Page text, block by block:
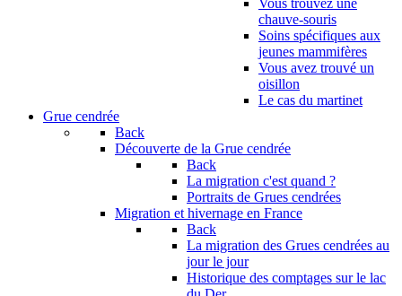
Vous trouvez une
chauve-souris
Soins spécifiques aux
jeunes mammifères
Vous avez trouvé un
oisillon
Le cas du martinet
Grue cendrée
Back
Découverte de la Grue cendrée
Back
La migration c'est quand ?
Portraits de Grues cendrées
Migration et hivernage en France
Back
La migration des Grues cendrées au
jour le jour
Historique des comptages sur le lac